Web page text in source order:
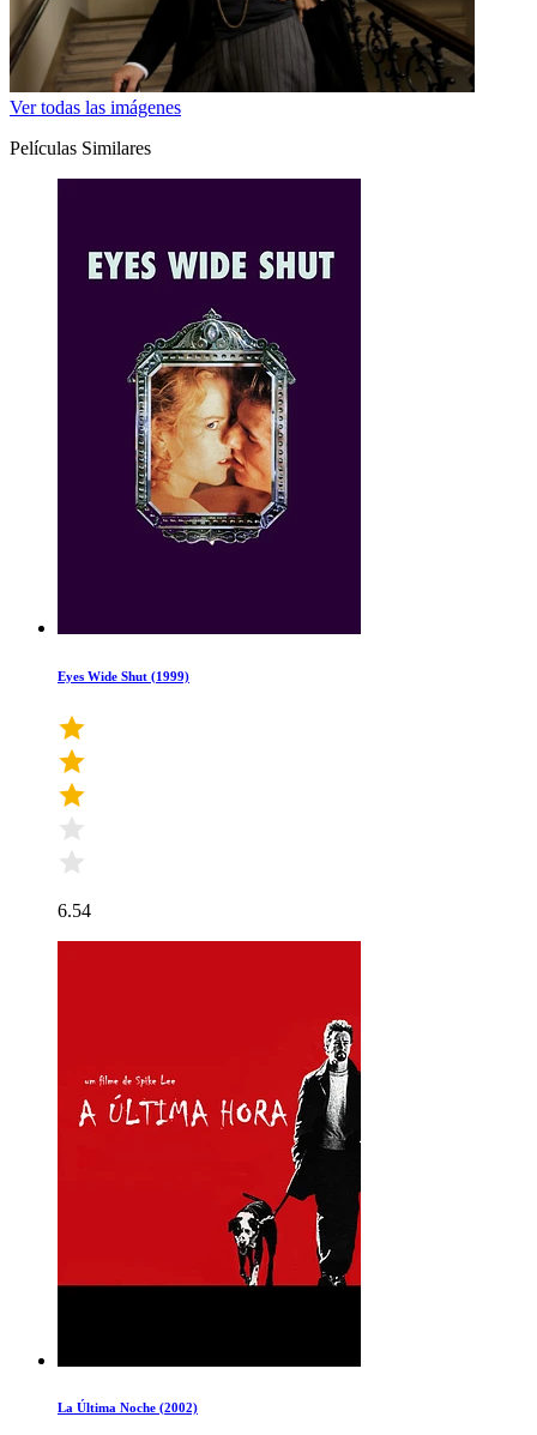
Ver todas las imágenes
Películas Similares
Eyes Wide Shut (1999)
6.54
La Última Noche (2002)